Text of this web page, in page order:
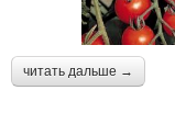
читать дальше →